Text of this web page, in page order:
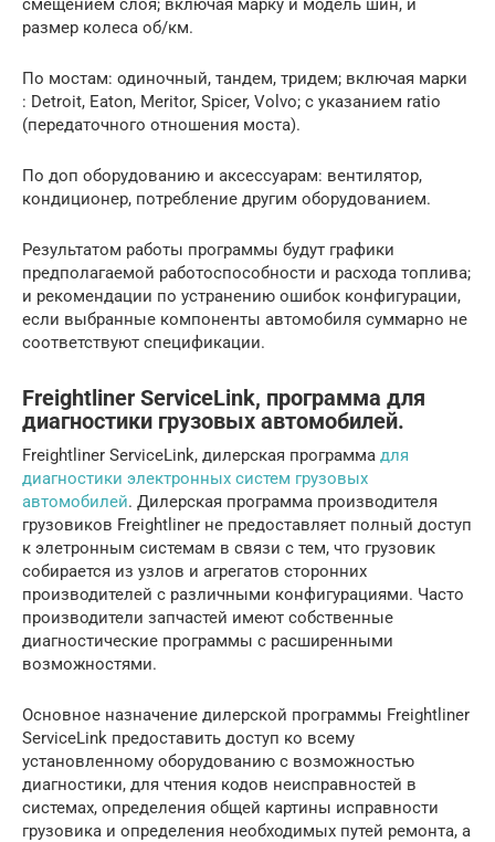
смещением слоя; включая марку и модель шин, и
размер колеса об/км.
По мостам: одиночный, тандем, тридем; включая марки
: Detroit, Eaton, Meritor, Spicer, Volvo; с указанием ratio
(передаточного отношения моста).
По доп оборудованию и аксессуарам: вентилятор,
кондиционер, потребление другим оборудованием.
Результатом работы программы будут графики
предполагаемой работоспособности и расхода топлива;
и рекомендации по устранению ошибок конфигурации,
если выбранные компоненты автомобиля суммарно не
соответствуют спецификации.
Freightliner ServiceLink, программа для
диагностики грузовых автомобилей.
Freightliner ServiceLink, дилерская программа для
диагностики электронных систем грузовых
автомобилей. Дилерская программа производителя
грузовиков Freightliner не предоставляет полный доступ
к элетронным системам в связи с тем, что грузовик
собирается из узлов и агрегатов сторонних
производителей с различными конфигурациями. Часто
производители запчастей имеют собственные
диагностические программы с расширенными
возможностями.
Основное назначение дилерской программы Freightliner
ServiceLink предоставить доступ ко всему
установленному оборудованию с возможностью
диагностики, для чтения кодов неисправностей в
системах, определения общей картины исправности
грузовика и определения необходимых путей ремонта, а